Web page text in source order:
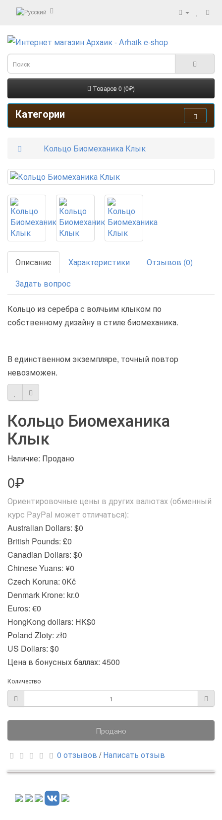
Товаров 0 (0₽)
Категории
Кольцо Биомеханика Клык
Описание Характеристики
Отзывов (0)
Задать вопрос
Кольцо из серебра с волчьим клыком по
собственному дизайну в стиле биомеханика.
В единственном экземпляре, точный повтор
невозможен.
Кольцо Биомеханика
Клык
Наличие: Продано
0₽
Ориентировочные цены в других валютах (обменный
курс PayPal может отличаться):
Australian Dollars: $0
British Pounds: £0
Canadian Dollars: $0
Chinese Yuans: ¥0
Czech Koruna: 0Kč
Denmark Krone: kr.0
Euros: €0
HongKong dollars: HK$0
Poland Zloty: zł0
US Dollars: $0
Цена в бонусных баллах: 4500
Количество
Продано
0 отзывов /Написать отзыв